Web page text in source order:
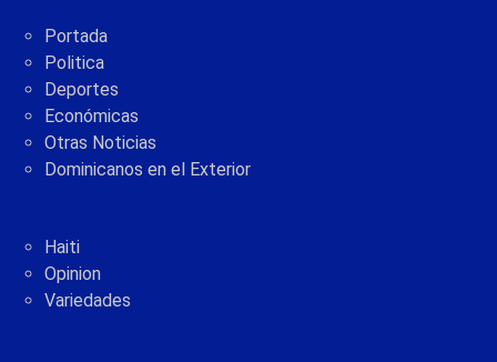
Portada
Politica
Deportes
Económicas
Otras Noticias
Dominicanos en el Exterior
Haiti
Opinion
Variedades